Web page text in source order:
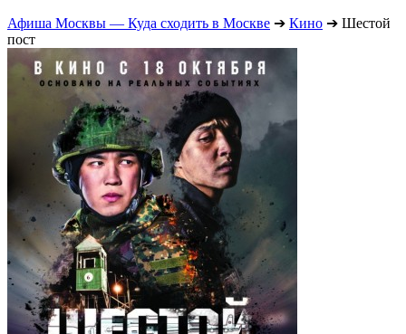
Афиша Москвы — Куда сходить в Москве ➔ Кино ➔ Шестой
пост